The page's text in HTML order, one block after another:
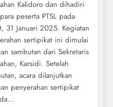
Kalidoro dan dihadiri
peserta PTSL pada
31 Januari 2025. Kegiatan
sertipikat ini dimulai
sambutan dari Sekretaris
Karsidi. Setelah
acara dilanjutkan
penyerahan sertipikat